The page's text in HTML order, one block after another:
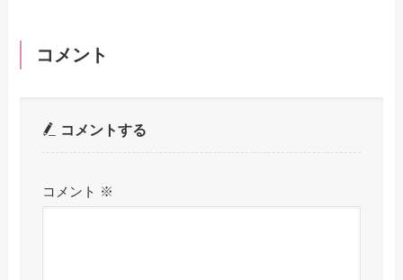
コメント
コメントする
コメント ※